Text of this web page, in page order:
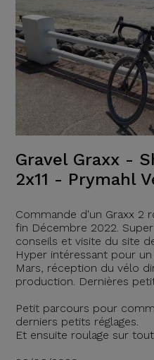
Gravel Graxx -
2x11 - Prymahl
Commande d'un Graxx 2
fin Décembre 2022.
conseils et visite du site
Hyper intéressant pour
Mars, réception du vélo
production. Dernières
Petit parcours pour
derniers petits réglages.
Et ensuite roulage sur tout